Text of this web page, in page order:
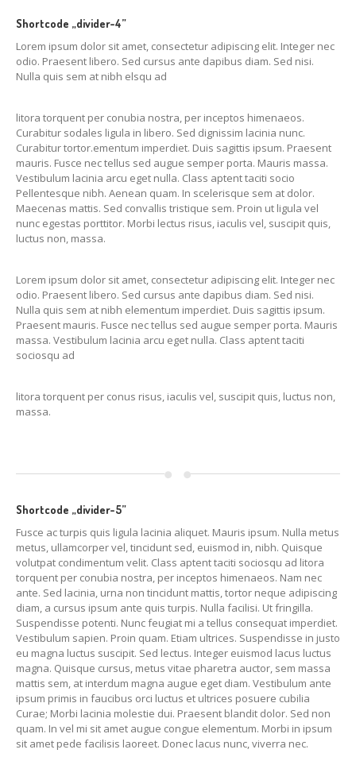
Shortcode „divider-4”
Lorem ipsum dolor sit amet, consectetur adipiscing elit. Integer nec
odio. Praesent libero. Sed cursus ante dapibus diam. Sed nisi.
Nulla quis sem at nibh elsqu ad
litora torquent per conubia nostra, per inceptos himenaeos.
Curabitur sodales ligula in libero. Sed dignissim lacinia nunc.
Curabitur tortor.ementum imperdiet. Duis sagittis ipsum. Praesent
mauris. Fusce nec tellus sed augue semper porta. Mauris massa.
Vestibulum lacinia arcu eget nulla. Class aptent taciti socio
Pellentesque nibh. Aenean quam. In scelerisque sem at dolor.
Maecenas mattis. Sed convallis tristique sem. Proin ut ligula vel
nunc egestas porttitor. Morbi lectus risus, iaculis vel, suscipit quis,
luctus non, massa.
Lorem ipsum dolor sit amet, consectetur adipiscing elit. Integer nec
odio. Praesent libero. Sed cursus ante dapibus diam. Sed nisi.
Nulla quis sem at nibh elementum imperdiet. Duis sagittis ipsum.
Praesent mauris. Fusce nec tellus sed augue semper porta. Mauris
massa. Vestibulum lacinia arcu eget nulla. Class aptent taciti
sociosqu ad
litora torquent per conus risus, iaculis vel, suscipit quis, luctus non,
massa.
Shortcode „divider-5”
Fusce ac turpis quis ligula lacinia aliquet. Mauris ipsum. Nulla metus
metus, ullamcorper vel, tincidunt sed, euismod in, nibh. Quisque
volutpat condimentum velit. Class aptent taciti sociosqu ad litora
torquent per conubia nostra, per inceptos himenaeos. Nam nec
ante. Sed lacinia, urna non tincidunt mattis, tortor neque adipiscing
diam, a cursus ipsum ante quis turpis. Nulla facilisi. Ut fringilla.
Suspendisse potenti. Nunc feugiat mi a tellus consequat imperdiet.
Vestibulum sapien. Proin quam. Etiam ultrices. Suspendisse in justo
eu magna luctus suscipit. Sed lectus. Integer euismod lacus luctus
magna. Quisque cursus, metus vitae pharetra auctor, sem massa
mattis sem, at interdum magna augue eget diam. Vestibulum ante
ipsum primis in faucibus orci luctus et ultrices posuere cubilia
Curae; Morbi lacinia molestie dui. Praesent blandit dolor. Sed non
quam. In vel mi sit amet augue congue elementum. Morbi in ipsum
sit amet pede facilisis laoreet. Donec lacus nunc, viverra nec.